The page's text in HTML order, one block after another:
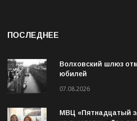
Волховский шлюз
07.08.2026